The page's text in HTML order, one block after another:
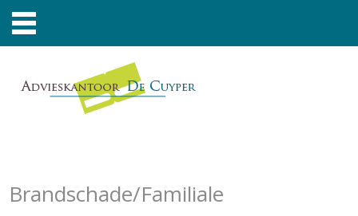
Brandschade/Familiale